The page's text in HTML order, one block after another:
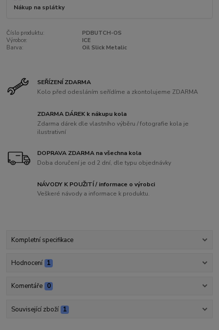
Nákup na splátky
Číslo produktu:
PDBUTCH-OS
Výrobce:
ICE
Barva:
Oil Slick Metalic
SEŘÍZENÍ ZDARMA
Kolo před odesláním seřídíme a zkontolujeme ZDARMA
ZDARMA DÁREK k nákupu kola
Zdarma dárek dle vlastního výběru / fotografie kola je
ilustrativní
DOPRAVA ZDARMA na všechna kola
Doba doručení je od 2 dní, dle typu objednávky
NÁVODY K POUŽITÍ / informace o výrobci
Veškeré návody a informace k produktu.
Kompletní specifikace
Hodnocení 1
Komentáře 0
Související zboží 1